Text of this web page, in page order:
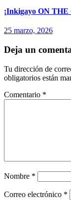
¡Inkigayo ON THE
25 marzo, 2026
Deja un
Tu dirección de
obligatorios están
Comentario *
Nombre *
Correo electrónico *